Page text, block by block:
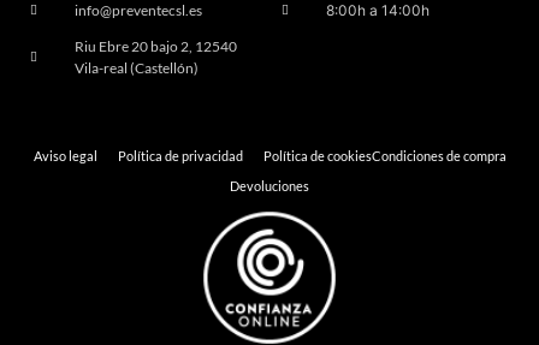
info@preventecsl.es
Riu Ebre 20 bajo 2, 12540
Vila-real (Castellón)
8:00h a 14:00h
Aviso legal Política de privacidad Política de cookiesCondiciones de compra
Devoluciones